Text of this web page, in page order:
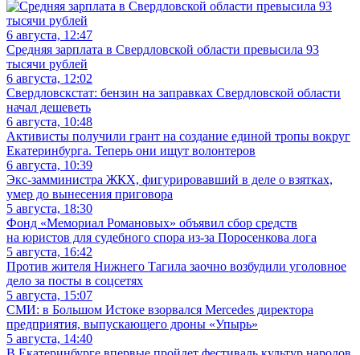
6 августа, 12:47
Средняя зарплата в Свердловской области превысила 93
тысячи рублей
6 августа, 12:02
Свердловскстат: бензин на заправках Свердловской области
начал дешеветь
6 августа, 10:48
Активисты получили грант на создание единой тропы вокруг
Екатеринбурга. Теперь они ищут волонтеров
6 августа, 10:39
Экс-замминистра ЖКХ, фигурировавший в деле о взятках,
умер до вынесения приговора
5 августа, 18:30
Фонд «Мемориал Романовых» объявил сбор средств
на юристов для судебного спора из-за Поросенкова лога
5 августа, 16:42
Против жителя Нижнего Тагила заочно возбудили уголовное
дело за посты в соцсетях
5 августа, 15:07
СМИ: в Большом Истоке взорвался Mercedes директора
предприятия, выпускающего дроны «Упырь»
5 августа, 14:40